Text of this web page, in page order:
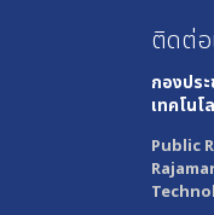
ติดต่อ
กองปร
เทคโน
Public